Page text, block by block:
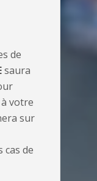
de
saura
votre
sur
cas de